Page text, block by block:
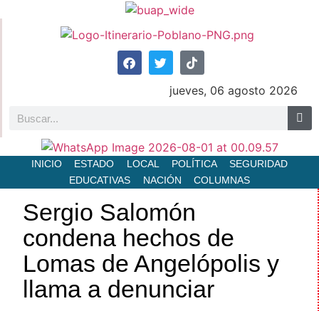
jueves, 06 agosto 2026
INICIO ESTADO LOCAL POLÍTICA
SEGURIDAD
EDUCATIVAS
NACIÓN COLUMNAS
Sergio Salomón
condena hechos de
Lomas de Angelópolis y
llama a denunciar